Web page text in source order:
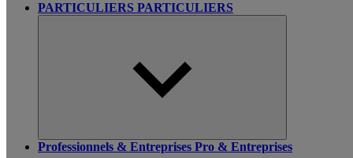
PARTICULIERS PARTICULIERS
Professionnels & Entreprises Pro & Entreprises